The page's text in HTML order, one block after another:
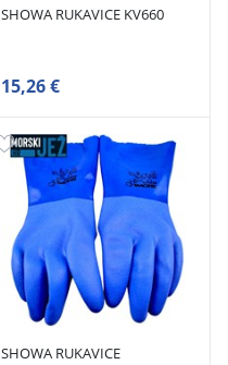
SHOWA RUKAVICE KV660
15,26 €
SHOWA RUKAVICE